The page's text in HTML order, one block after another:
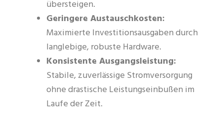
übersteigen.
Geringere Austauschkosten:
Maximierte Investitionsausgaben durch
langlebige, robuste Hardware.
Konsistente Ausgangsleistung:
Stabile, zuverlässige Stromversorgung
ohne drastische Leistungseinbußen im
Laufe der Zeit.